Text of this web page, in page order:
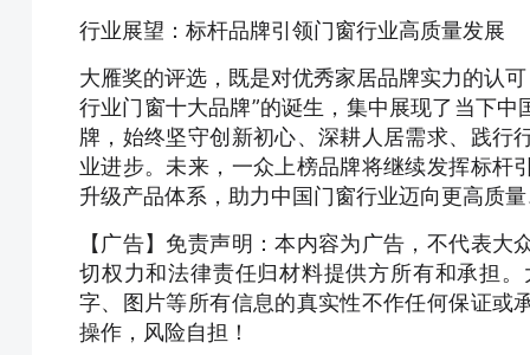
行业展望：标杆品牌引领门窗行业高质量发展
大雁奖的评选，既是对优秀家居品牌实力的认
行业门窗十大品牌”的诞生，集中展现了当下
牌，始终坚守创新初心、深耕人居需求、践行
业进步。未来，一众上榜品牌将继续发挥标杆
升级产品体系，助力中国门窗行业迈向更高质
【广告】免责声明：本内容为广告，不代表
切权力和法律责任归材料提供方所有和承担
字、图片等所有信息的真实性不作任何保证或
操作，风险自担！